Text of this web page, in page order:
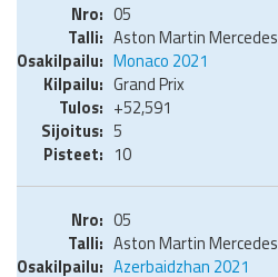
05
Aston Martin Mercedes
Monaco 2021
Grand Prix
+52,591
5
10
05
Aston Martin Mercedes
Azerbaidzhan 2021